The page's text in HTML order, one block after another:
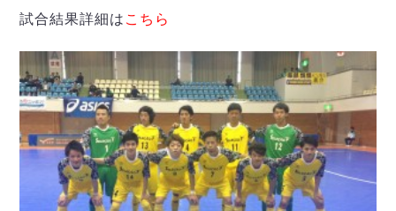
試合日程・結果
大会概要
アリーナ情報
チケット情報
過去の記録
マルバ水戸FC
Y．S．C．C．横浜
ヴィンセドール白山
アグレミーナ浜松
デウソン神戸
ポルセイド浜田
ミラクルスマイル新居浜
ハットトリック
担当審判員
選手の通算記録（Ｆ１）
エスポラーダ北海道
バルドラール浦安
DIVISION02
試合結果詳細は こちら